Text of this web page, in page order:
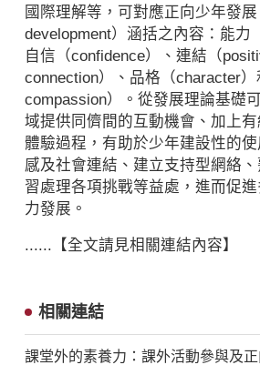
國際理解等，可對應正向少年發
development）涵括之內容：能力
自信（confidence）、連結（
connection）、品格（character
compassion）。從發展理論基礎
域提供同儕間的互動機會、加上
體驗過程，有助於少年建設性的
感及社會連結、建立支持型網絡
習處理各項挑戰等益處，進而促
力發展。
......【全文請見相關連結內容】
相關連結
課堂外的素養力：課外活動參與及